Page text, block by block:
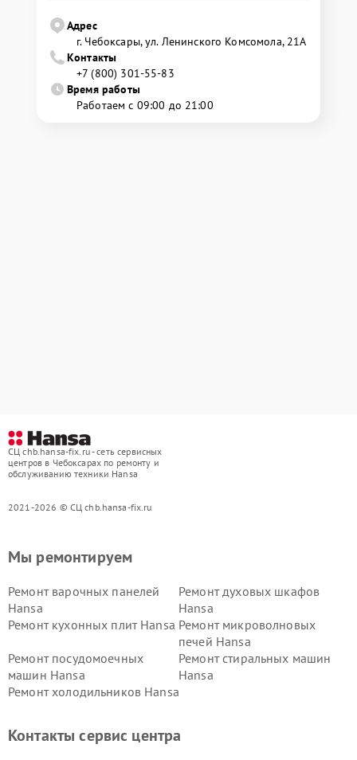
Адрес
г. Чебоксары, ул. Ленинского Комсомола, 21А
Контакты
+7 (800) 301-55-83
Время работы
Работаем с 09:00 до 21:00
СЦ chb.hansa-fix.ru - сеть сервисных
центров в Чебоксарах по ремонту и
обслуживанию техники Hansa
2021-2026 © СЦ chb.hansa-fix.ru
Мы ремонтируем
Ремонт варочных панелей
Hansa
Ремонт духовых шкафов
Hansa
Ремонт кухонных плит Hansa Ремонт микроволновых
печей Hansa
Ремонт посудомоечных
машин Hansa
Ремонт стиральных машин
Hansa
Ремонт холодильников Hansa
Контакты сервис центра